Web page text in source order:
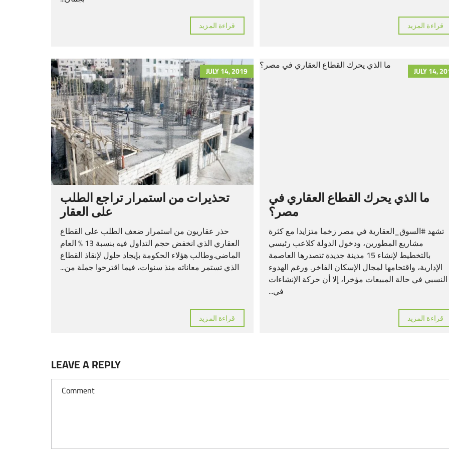
قراءة المزيد قراءة المزيد
JULY 14,
ما الذي يحرك القطاع العقاري في
مصر؟
تشهد #السوق_العقارية في مصر زخما متزايدا مع كثرة
مشاريع المطورين، ودخول الدولة كلاعب رئيسي
بالتخطيط لإنشاء 15 مدينة جديدة تتصدرها العاصمة
الإدارية، واقتحامها لمجال الإسكان الفاخر. ورغم الهدوء
النسبي في حالة المبيعات مؤخرا، إلا أن حركة الإنشاءات
في...
قراءة المزيد
JULY 14, 2019
تحذيرات من استمرار تراجع الطلب
على العقار
حذر عقاريون من استمرار ضعف الطلب على القطاع
العقاري الذي انخفض حجم التداول فيه بنسبة 13 % العام
الماضي.وطالب هؤلاء الحكومة بإيجاد حلول لإنقاذ القطاع
الذي تستمر معاناته منذ سنوات، فيما اقترحوا جملة من...
قراءة المزيد
LEAVE A REPLY